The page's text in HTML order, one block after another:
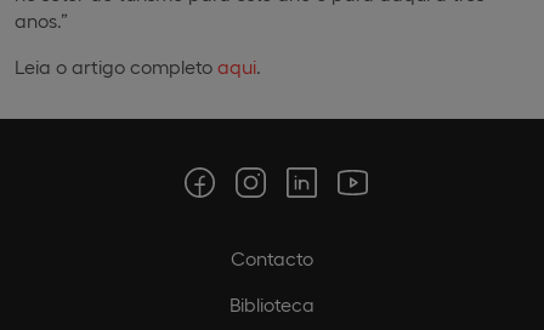
anos.”
Leia o artigo completo aqui
Contacto
Biblioteca